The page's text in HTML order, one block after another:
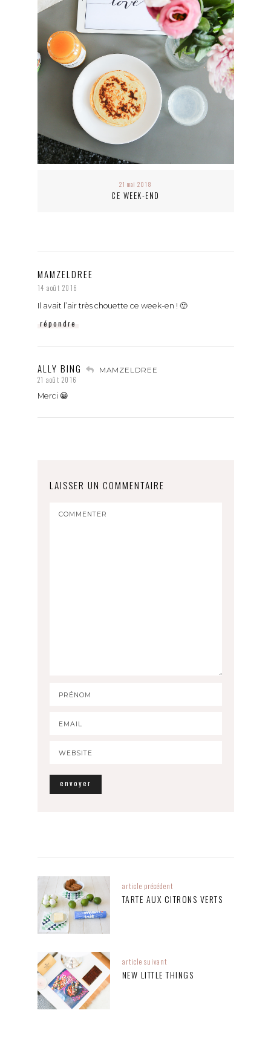
21 mai 2018
CE WEEK-END
MAMZELDREE
14 août 2016
Il avait l’air très chouette ce week-en ! 🙂
répondre
ALLY BING MAMZELDREE
21 août 2016
Merci 😀
LAISSER UN COMMENTAIRE
article précédent
TARTE AUX CITRONS VERTS
article suivant
NEW LITTLE THINGS